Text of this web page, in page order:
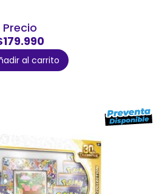
Precio
al carrito